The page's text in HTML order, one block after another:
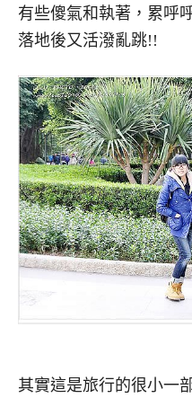
有些傻氣和執著，累呼
落地後又活潑亂跳!!
其實這是旅行的很小一